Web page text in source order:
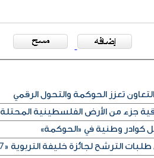
تعزز الحوكمة والتحول الرقمي
جزء من الأرض الفلسطينية المحتلة
الترشح لجائزة خليفة التربوية «2027-2026»